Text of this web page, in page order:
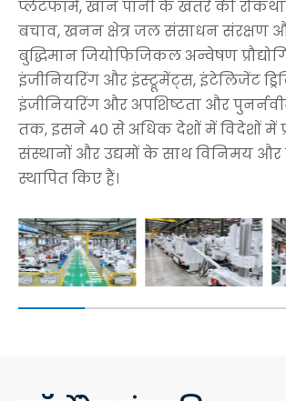
प्लेटफॉर्म, खान पानी के खतरे की
बचाव, खनन क्षेत्र जल संसाधन संरक्षण
बुद्धिमान जियोफिजिकल अन्वेषण
इंजीनियरिंग और इंस्ट्रूमेंट्स, इंटेलिजेंट
इंजीनियरिंग और अपशिष्टता और
तक, इसने 40 से अधिक देशों में विदेशों में
संस्थानों और उद्यमों के साथ विनिमय
स्थापित किए हैं।